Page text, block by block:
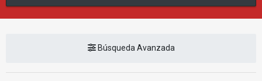
Búsqueda Avanzada